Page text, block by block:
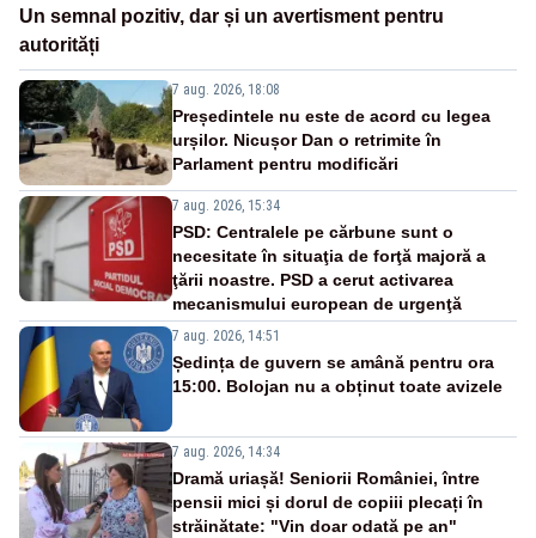
Un semnal pozitiv, dar și un avertisment pentru
autorități
7 aug. 2026, 18:08
Președintele nu este de acord cu legea
urșilor. Nicușor Dan o retrimite în
Parlament pentru modificări
7 aug. 2026, 15:34
PSD: Centralele pe cărbune sunt o
necesitate în situaţia de forţă majoră a
ţării noastre. PSD a cerut activarea
mecanismului european de urgenţă
7 aug. 2026, 14:51
Ședința de guvern se amână pentru ora
15:00. Bolojan nu a obținut toate avizele
7 aug. 2026, 14:34
Dramă uriașă! Seniorii României, între
pensii mici și dorul de copiii plecați în
străinătate: "Vin doar odată pe an"